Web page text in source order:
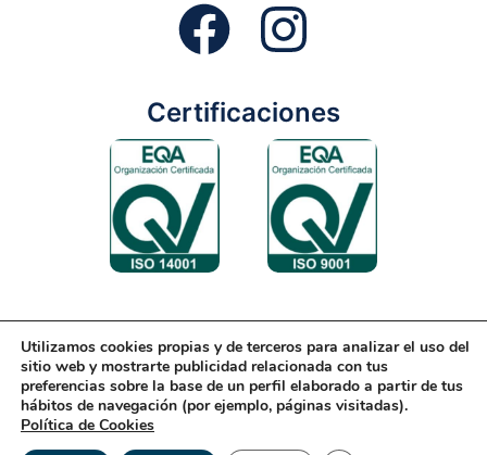
Certificaciones
Aviso Legal Condiciones Generales
Diseño Web
Política de Cookies
Política de Gestión
Política de Privacidad
Utilizamos cookies propias y de terceros para analizar el uso del
sitio web y mostrarte publicidad relacionada con tus
preferencias sobre la base de un perfil elaborado a partir de tus
hábitos de navegación (por ejemplo, páginas visitadas).
Política de Cookies